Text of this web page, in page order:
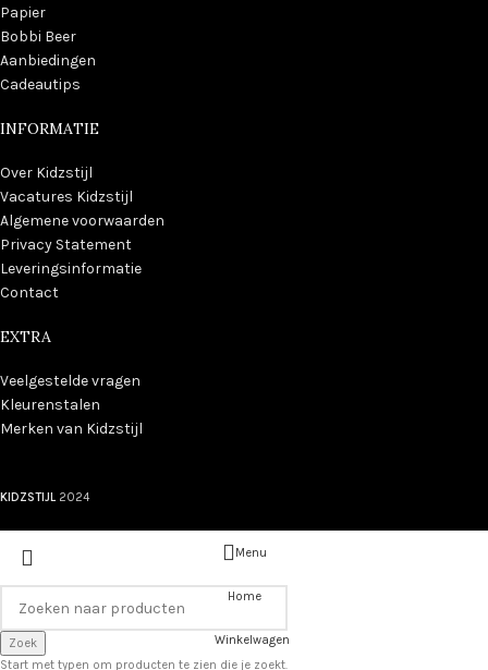
Papier
Bobbi Beer
Aanbiedingen
Cadeautips
INFORMATIE
Over Kidzstijl
Vacatures Kidzstijl
Algemene voorwaarden
Privacy Statement
Leveringsinformatie
Contact
EXTRA
Veelgestelde vragen
Kleurenstalen
Merken van Kidzstijl
KIDZSTIJL 2024
Zoek
Start met typen om producten te zien die je zoekt.
Menu
Home
Winkelwagen